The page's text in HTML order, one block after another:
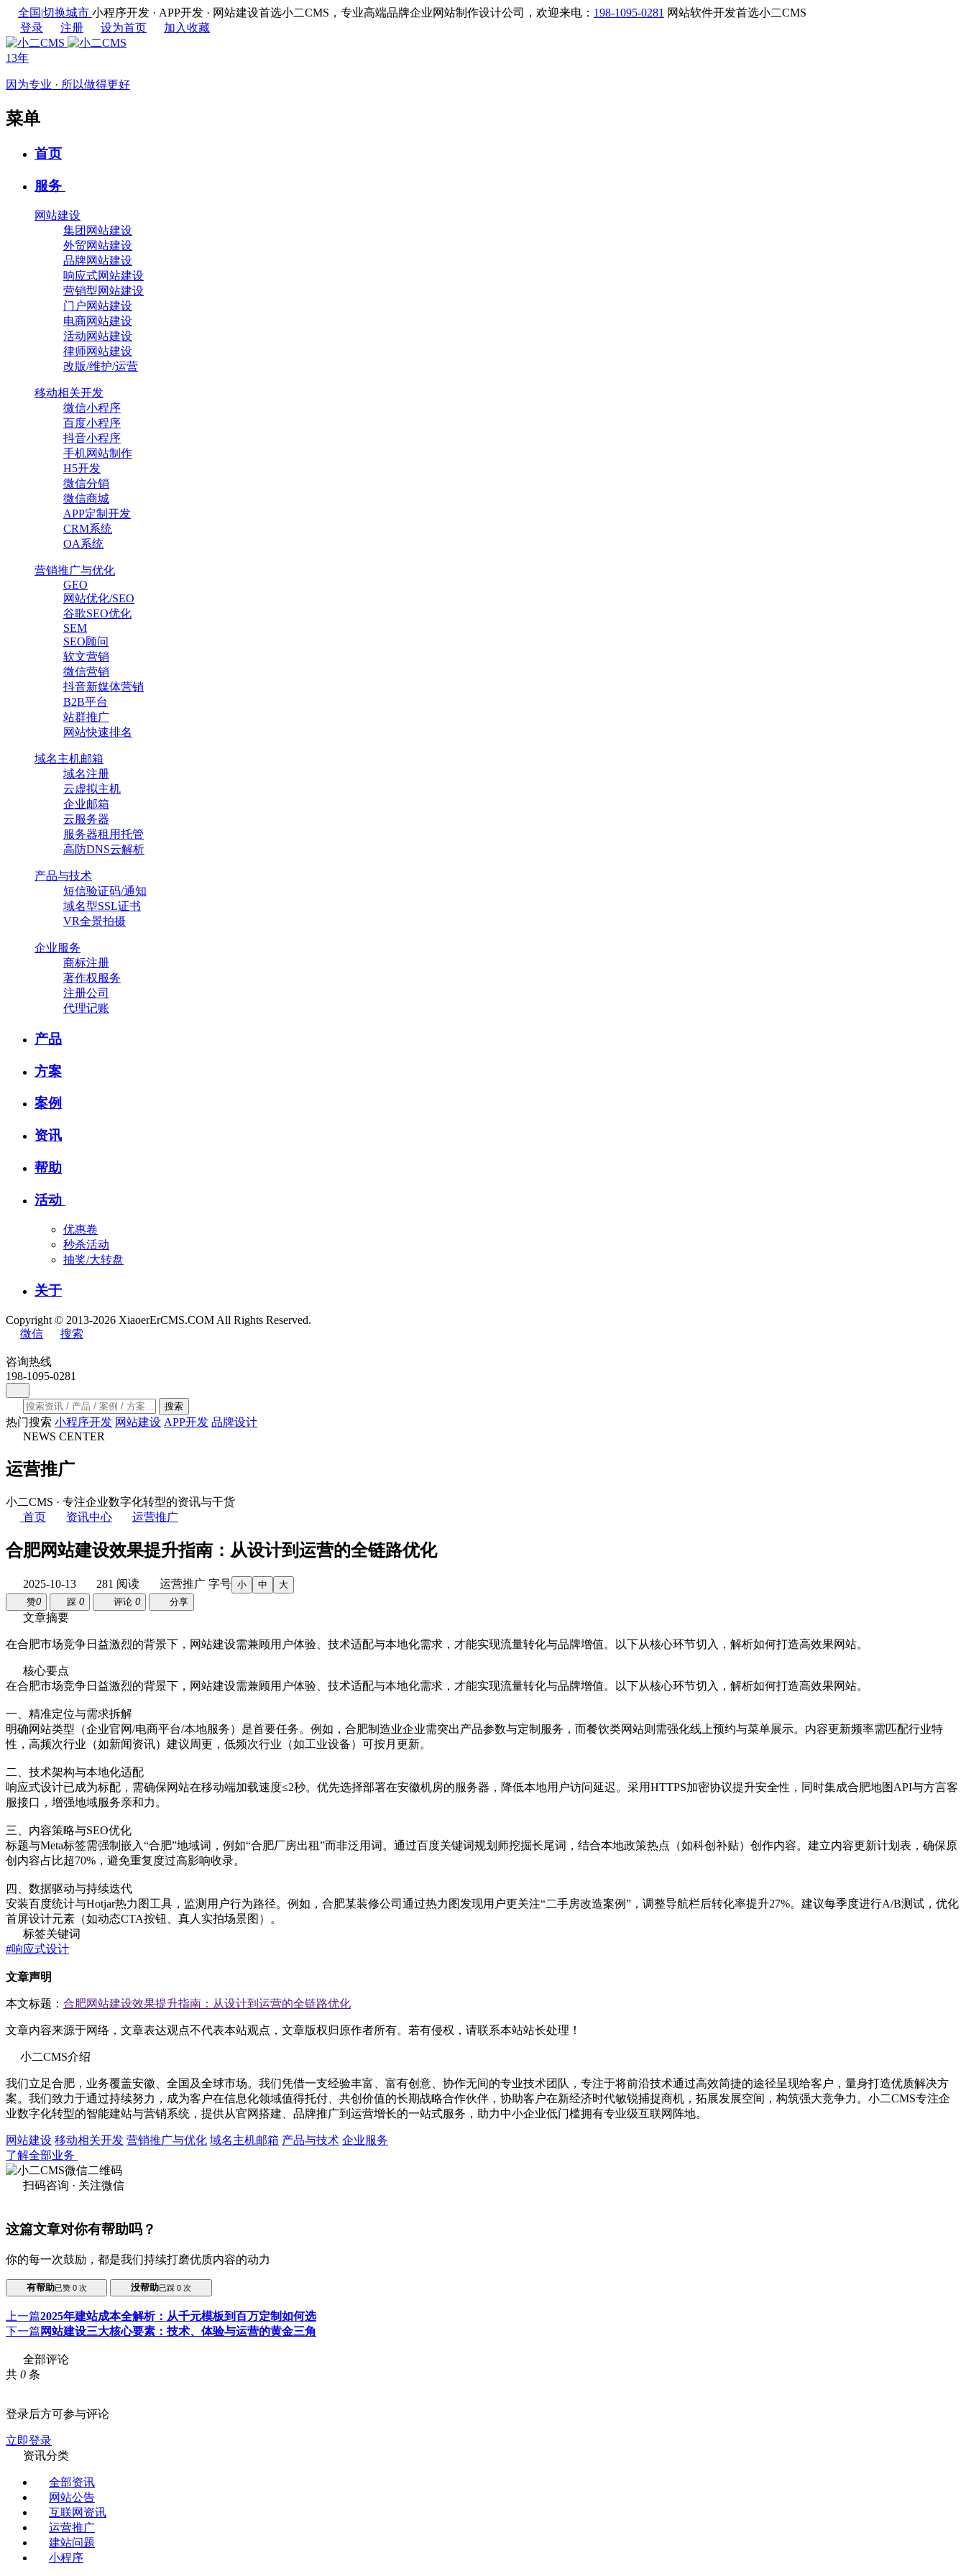
全国|切换城市 小程序开发 · APP开发 · 网站建设首选小二CMS，专业高端品牌企业网站制作设计公司，欢迎来电： 198-1095-0281 网站软件开发首选小二CMS
登录
注册 设为首页 加入收藏
13年
因为专业 · 所以做得更好
菜单
首页
服务
网站建设
集团网站建设
外贸网站建设
品牌网站建设
响应式网站建设
营销型网站建设
门户网站建设
电商网站建设
活动网站建设
律师网站建设
改版/维护/运营
移动相关开发
微信小程序
百度小程序
抖音小程序
手机网站制作
H5开发
微信分销
微信商城
APP定制开发
CRM系统
OA系统
营销推广与优化
GEO
网站优化/SEO
谷歌SEO优化
SEM
SEO顾问
软文营销
微信营销
抖音新媒体营销
B2B平台
站群推广
网站快速排名
域名主机邮箱
域名注册
云虚拟主机
企业邮箱
云服务器
服务器租用托管
高防DNS云解析
产品与技术
短信验证码/通知
域名型SSL证书
VR全景拍摄
企业服务
商标注册
著作权服务
注册公司
代理记账
产品
方案
案例
资讯
帮助
活动
优惠卷
秒杀活动
抽奖/大转盘
关于
Copyright © 2013-2026 XiaoerErCMS.COM All Rights Reserved.
微信
搜索
咨询热线
198-1095-0281
搜索
热门搜索 小程序开发 网站建设 APP开发 品牌设计
NEWS CENTER
运营推广
小二CMS · 专注企业数字化转型的资讯与干货
首页
资讯中心 运营推广
合肥网站建设效果提升指南：从设计到运营的全链路优化
2025-10-13 281 阅读 运营推广 字号 小 中
大
赞0 踩 0 评论 0 分享
文章摘要
在合肥市场竞争日益激烈的背景下，网站建设需兼顾用户体验、技术适配与本地化需求，才能实现流量转化与品牌增值。以下从核心环节切入，解析如何打造高效果网站。
核心要点
在合肥市场竞争日益激烈的背景下，网站建设需兼顾用户体验、技术适配与本地化需求，才能实现流量转化与品牌增值。以下从核心环节切入，解析如何打造高效果网站。
一、精准定位与需求拆解
明确网站类型（企业官网/电商平台/本地服务）是首要任务。例如，合肥制造业企业需突出产品参数与定制服务，而餐饮类网站则需强化线上预约与菜单展示。内容更新频率需匹配行业特
性，高频次行业（如新闻资讯）建议周更，低频次行业（如工业设备）可按月更新。
二、技术架构与本地化适配
响应式设计已成为标配，需确保网站在移动端加载速度≤2秒。优先选择部署在安徽机房的服务器，降低本地用户访问延迟。采用HTTPS加密协议提升安全性，同时集成合肥地图API与方言客
服接口，增强地域服务亲和力。
三、内容策略与SEO优化
标题与Meta标签需强制嵌入“合肥”地域词，例如“合肥厂房出租”而非泛用词。通过百度关键词规划师挖掘长尾词，结合本地政策热点（如科创补贴）创作内容。建立内容更新计划表，确保原
创内容占比超70%，避免重复度过高影响收录。
四、数据驱动与持续迭代
安装百度统计与Hotjar热力图工具，监测用户行为路径。例如，合肥某装修公司通过热力图发现用户更关注“二手房改造案例”，调整导航栏后转化率提升27%。建议每季度进行A/B测试，优化
首屏设计元素（如动态CTA按钮、真人实拍场景图）。
标签关键词
#响应式设计
文章声明
本文标题： 合肥网站建设效果提升指南：从设计到运营的全链路优化
文章内容来源于网络，文章表达观点不代表本站观点，文章版权归原作者所有。若有侵权，请联系本站站长处理！
小二CMS介绍
我们立足合肥，业务覆盖安徽、全国及全球市场。我们凭借一支经验丰富、富有创意、协作无间的专业技术团队，专注于将前沿技术通过高效简捷的途径呈现给客户，量身打造优质解决方
案。我们致力于通过持续努力，成为客户在信息化领域值得托付、共创价值的长期战略合作伙伴，协助客户在新经济时代敏锐捕捉商机，拓展发展空间，构筑强大竞争力。小二CMS专注企
业数字化转型的智能建站与营销系统，提供从官网搭建、品牌推广到运营增长的一站式服务，助力中小企业低门槛拥有专业级互联网阵地。
网站建设 移动相关开发 营销推广与优化 域名主机邮箱 产品与技术 企业服务
了解全部业务
扫码咨询 · 关注微信
这篇文章对你有帮助吗？
你的每一次鼓励，都是我们持续打磨优质内容的动力
有帮助已赞 0次 没帮助已踩 0次
上一篇2025年建站成本全解析：从千元模板到百万定制如何选
下一篇 网站建设三大核心要素：技术、体验与运营的黄金三角
全部评论
共 0 条
登录后方可参与评论
立即登录
资讯分类
全部资讯
网站公告
互联网资讯
运营推广
建站问题
小程序